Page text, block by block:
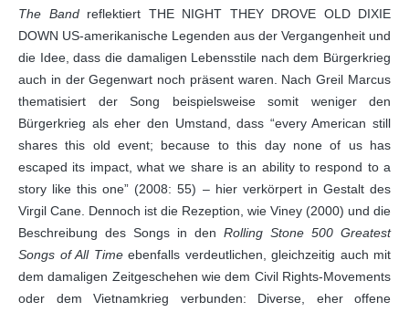
The Bandreflektiert THE NIGHT THEY DROVE OLD DIXIE
DOWN US-amerikanische Legenden aus der Vergangenheit und
die Idee, dass die damaligen Lebensstile nach dem Bürgerkrieg
auch in der Gegenwart noch präsent waren. Nach Greil Marcus
thematisiert der Song beispielsweise somit weniger den
Bürgerkrieg als eher den Umstand, dass “every American still
shares this old event; because to this day none of us has
escaped its impact, what we share is an ability to respond to a
story like this one” (2008: 55) – hier verkörpert in Gestalt des
Virgil Cane. Dennoch ist die Rezeption, wie Viney (2000) und die
Beschreibung des Songs in den Rolling Stone 500 Greatest
Songs of All Timeebenfalls verdeutlichen, gleichzeitig auch mit
dem damaligen Zeitgeschehen wie dem Civil Rights-Movements
oder dem Vietnamkrieg verbunden: Diverse, eher offene